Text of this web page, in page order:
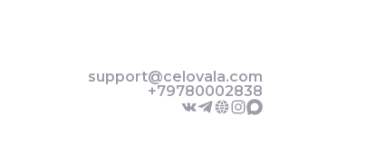
support@celovala.com
+79780002838